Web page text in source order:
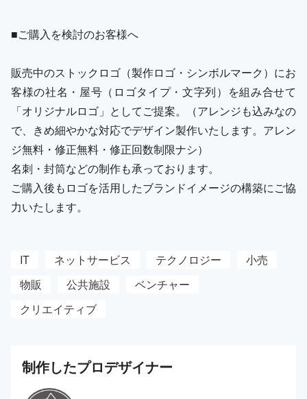
■ご購入を検討のお客様へ
販売中のストックロゴ（製作ロゴ・シンボルマーク）にお
客様の社名・屋号（ロゴタイプ・文字列）を組み合せて
「オリジナルロゴ」としてご提案。（アレンジも込みなの
で、きめ細やかな対応でデザイン製作いたします。アレン
ジ無料・修正無料・修正回数制限ナシ）
名刺・封筒などの制作も承っております。
ご購入後もロゴを活用したブランドイメージの構築にご協
力いたします。
IT ネットサービス テクノロジー
小売
物販
公共施設
ベンチャー
クリエイティブ
制作したプロデザイナー